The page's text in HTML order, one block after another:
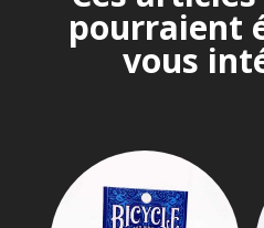
pourraient
vous